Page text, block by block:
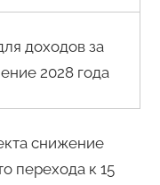
доходов за
2028 года
снижение
перехода к 15